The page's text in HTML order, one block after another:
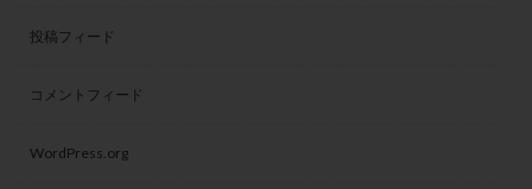
投稿フィード
コメントフィード
WordPress.org